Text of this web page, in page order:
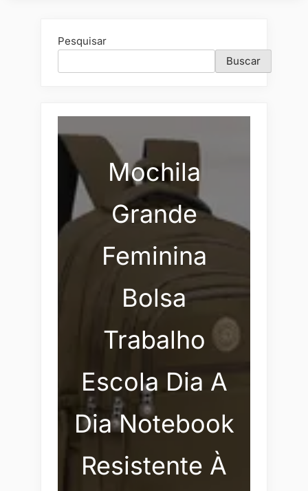
Pesquisar
Buscar
Mochila
Grande
Feminina
Bolsa
Trabalho
Escola Dia A
Dia Notebook
Resistente À